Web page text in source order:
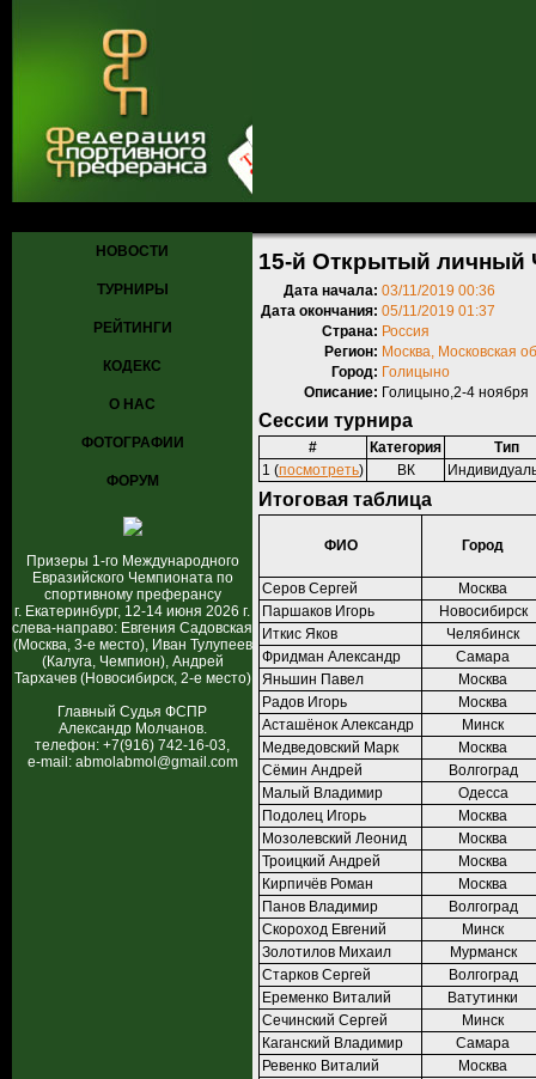
НОВОСТИ
ТУРНИРЫ
РЕЙТИНГИ
КОДЕКС
О НАС
ФОТОГРАФИИ
ФОРУМ
Призеры 1-го Международного
Евразийского Чемпионата по
спортивному преферансу
г. Екатеринбург, 12-14 июня 2026 г.
слева-направо: Евгения Садовская
(Москва, 3-е место), Иван Тулупеев
(Калуга, Чемпион), Андрей
Тархачев (Новосибирск, 2-е место)
Главный Судья ФСПР
Александр Молчанов.
телефон: +7(916) 742-16-03,
e-mail: abmolabmol@gmail.com
15-й Открытый личный
Дата начала: 03/11/2019 00:36
Дата окончания: 05/11/2019 01:37
Страна: Россия
Регион: Москва, Московская
Город: Голицыно
Описание: Голицыно,2-4 ноября
Сессии турнира
# Категория
Тип
1 (посмотреть) ВК
Итоговая таблица
ФИО Город
Серов Сергей
Москва
Паршаков Игорь
Новосибирск
Иткис Яков
Челябинск
Фридман Александр
Самара
Яньшин Павел
Москва
Радов Игорь
Москва
Асташёнок Александр
Минск
Медведовский Марк
Москва
Сёмин Андрей
Волгоград
Малый Владимир
Одесса
Подолец Игорь
Москва
Мозолевский Леонид
Москва
Троицкий Андрей
Москва
Кирпичёв Роман
Москва
Панов Владимир
Волгоград
Скороход Евгений
Минск
Золотилов Михаил
Мурманск
Старков Сергей
Волгоград
Еременко Виталий
Ватутинки
Сечинский Сергей
Минск
Каганский Владимир
Самара
Ревенко Виталий
Москва